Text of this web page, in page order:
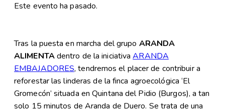
Este evento ha pasado.
Tras la puesta en marcha del grupo ARANDA
ALIMENTAdentro de la iniciativaARANDA
EMBAJADORES, tendremos el placer de contribuir a
reforestar las linderas de la finca agroecológica ‘El
Gromecón’ situada en Quintana del Pidio (Burgos), a tan
solo 15 minutos de Aranda de Duero. Se trata de una